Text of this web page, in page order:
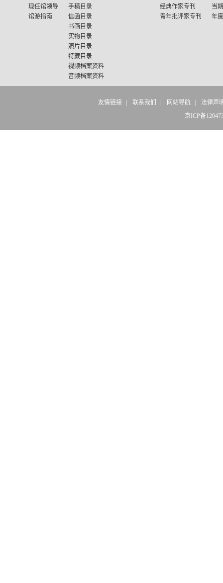
现任馆领导
馆游指南
手稿目录
信函目录
书画目录
实物目录
照片目录
特藏目录
视频档案资料
音频档案资料
经典作家专刊
青年批评家专刊
当
年
友情链接 联系我们 网站导航
法律声
京ICP备